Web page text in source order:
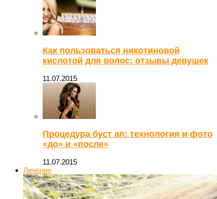
Как пользоваться никотиновой
кислотой для волос: отзывы девушек
11.07.2015
Процедура буст ап: технология и фото
«до» и «после»
11.07.2015
Лечение